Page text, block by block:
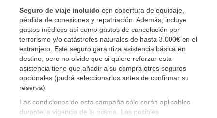
Seguro de viaje incluido con cobertura de equipaje,
pérdida de conexiones y repatriación. Además, incluye
gastos médicos así como gastos de cancelación por
terrorismo y/o catástrofes naturales de hasta 3.000€ en el
extranjero. Este seguro garantiza asistencia básica en
destino, pero no olvide que si quiere reforzar esta
asistencia tiene que añadir a su compra otros seguros
opcionales (podrá seleccionarlos antes de confirmar su
reserva)
Las condiciones de esta campaña sólo serán aplicables
durante la vigencia de la misma. Las posibles